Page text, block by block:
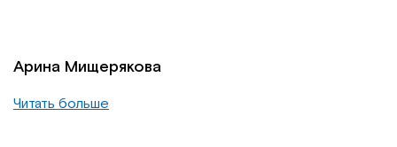
Арина Мищерякова
Читать больше